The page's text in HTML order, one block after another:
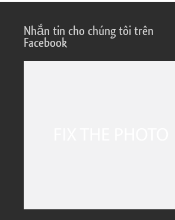
Nhắn tin cho chúng tôi trên
Facebook